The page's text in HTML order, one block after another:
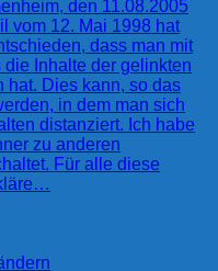
den 11.08.2005
vom 12. Mai 1998 hat
dass man mit
Inhalte der gelinkten
hat. Dies kann, so das
in dem man sich
distanziert. Ich habe
zu anderen
Für alle diese